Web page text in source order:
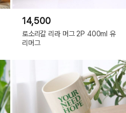
14,500
로소리갈 리라 머그 2P 400ml 유
리머그